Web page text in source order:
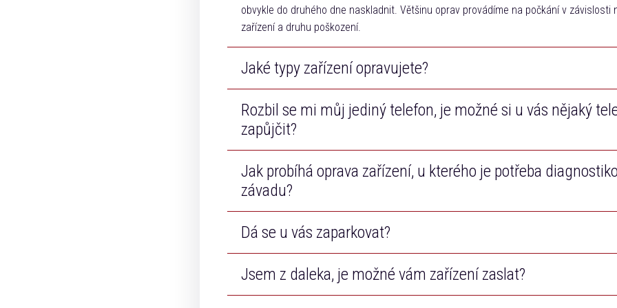
obvykle do druhého dne naskladnit. Většinu oprav provádíme na počkání v závislosti
zařízení a druhu poškození.
Jaké typy zařízení opravujete?
Opravujeme telefony a tablety všech značek na trhu. Navíc také opravujeme
Apple.
Rozbil se mi můj jediný telefon, je možné si u vás nějaký
zapůjčit?
Samozřejmě! Než bude Váš telefon opraven, bezplatně Vám zapůjčíme jiný dotykový
Jak probíhá oprava zařízení, u kterého je potřeba
závadu?
Po příjmu zařízení technik diagnostikuje závadu, cenu opravy Vám poté telefonicky
neopravitelné nebo si opravu nepřejete, budete platit pouze diagnostiku činící 290
Dá se u vás zaparkovat?
Ano, sídlíme v OC Albert Kukleny na ulici Kutnohorská 226, kde se nachází velké
Jsem z daleka, je možné vám zařízení zaslat?